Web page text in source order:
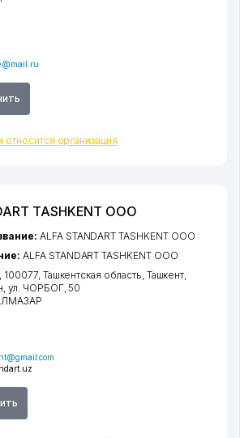
организация
TASHKENT ООО
ALFA STANDART TASHKENT ООО
ALFA STANDART TASHKENT ООО
100077, Ташкентская область, Ташкент,
,ул. ЧОРБОГ, 50